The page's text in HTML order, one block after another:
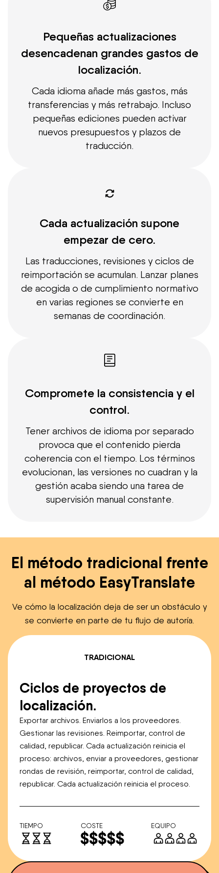
Pequeñas actualizaciones
desencadenan grandes gastos de
localización.
Cada idioma añade más gastos, más
transferencias y más retrabajo. Incluso
pequeñas ediciones pueden activar
nuevos presupuestos y plazos de
traducción.
Cada actualización supone
empezar de cero.
Las traducciones, revisiones y ciclos de
reimportación se acumulan. Lanzar planes
de acogida o de cumplimiento normativo
en varias regiones se convierte en
semanas de coordinación.
Compromete la consistencia y el
control.
Tener archivos de idioma por separado
provoca que el contenido pierda
coherencia con el tiempo. Los términos
evolucionan, las versiones no cuadran y la
gestión acaba siendo una tarea de
supervisión manual constante.
El método tradicional frente
al método EasyTranslate
Ve cómo la localización deja de ser un obstáculo y
se convierte en parte de tu flujo de autoría.
TRADICIONAL
Ciclos de proyectos de
localización.
Exportar archivos. Enviarlos a los proveedores.
Gestionar las revisiones. Reimportar, control de
calidad, republicar. Cada actualización reinicia el
proceso: archivos, enviar a proveedores, gestionar
rondas de revisión, reimportar, control de calidad,
republicar. Cada actualización reinicia el proceso.
TIEMPO COSTE EQUIPO